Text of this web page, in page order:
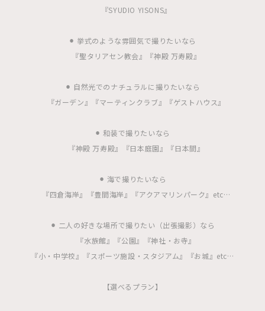
『SYUDIO YISONS』
⚫︎ 挙式のような雰囲気で撮りたいなら
『聖タリアセン教会』『神殿 万寿殿』
⚫︎ 自然光でのナチュラルに撮りたいなら
『ガーデン』『マーティンクラブ』『ゲストハウス』
⚫︎ 和装で撮りたいなら
『神殿 万寿殿』『日本庭園』『日本間』
⚫︎ 海で撮りたいなら
『四倉海岸』『豊間海岸』『アクアマリンパーク』etc…
⚫︎ 二人の好きな場所で撮りたい（出張撮影）なら
『水族館』『公園』『神社・お寺』
『小・中学校』『スポーツ施設・スタジアム』『お城』etc…
【選べるプラン】